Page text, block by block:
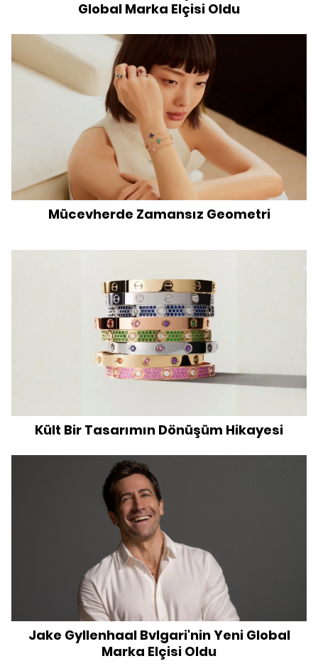
Global Marka Elçisi Oldu
Mücevherde Zamansız Geometri
Kült Bir Tasarımın Dönüşüm Hikayesi
Jake Gyllenhaal Bvlgari'nin Yeni Global
Marka Elçisi Oldu